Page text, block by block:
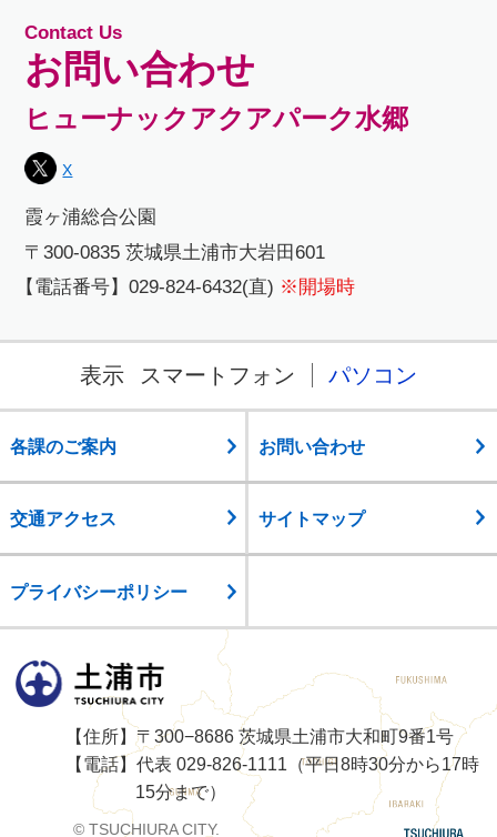
Contact Us
お問い合わせ
ヒューナックアクアパーク水郷
X
霞ヶ浦総合公園
〒300-0835 茨城県土浦市大岩田601
【電話番号】029-824-6432(直) ※開場時
表示 スマートフォン パソコン
各課のご案内 お問い合わせ
交通アクセス サイトマップ
プライバシーポリシー
土浦市
【住所】〒300−8686 茨城県土浦市大和町9番1号
【電話】代表 029-826-1111（平日8時30分から17時
15分まで）
© TSUCHIURA CITY.